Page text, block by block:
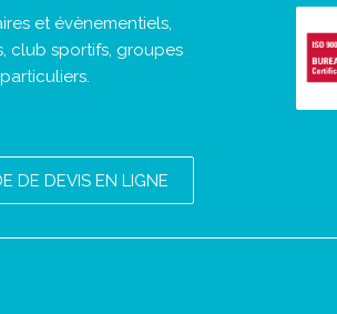
et évènementiels,
club sportifs, groupes
DE DEVIS EN LIGNE